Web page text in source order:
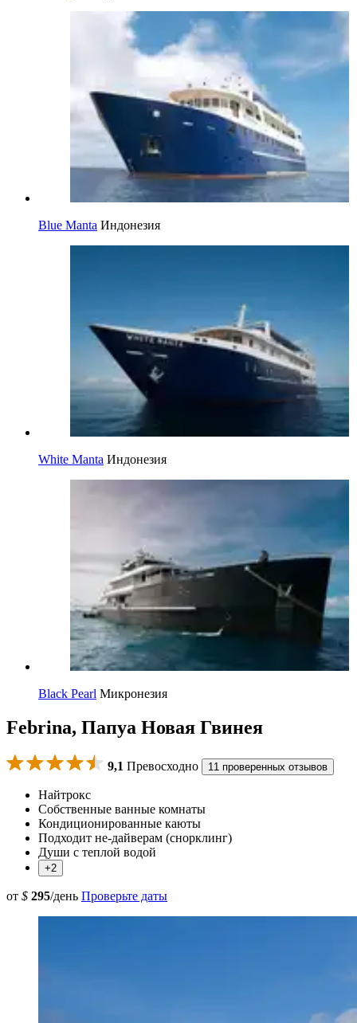
Blue Manta Индонезия
White Manta Индонезия
Black Pearl Микронезия
Febrina, Папуа Новая Гвинея
9,1 Превосходно 11 проверенных отзывов
Найтрокс
Собственные ванные комнаты
Кондиционированные каюты
Подходит не-дайверам (снорклинг)
Души с теплой водой
+2
от $ 295/день Проверьте даты